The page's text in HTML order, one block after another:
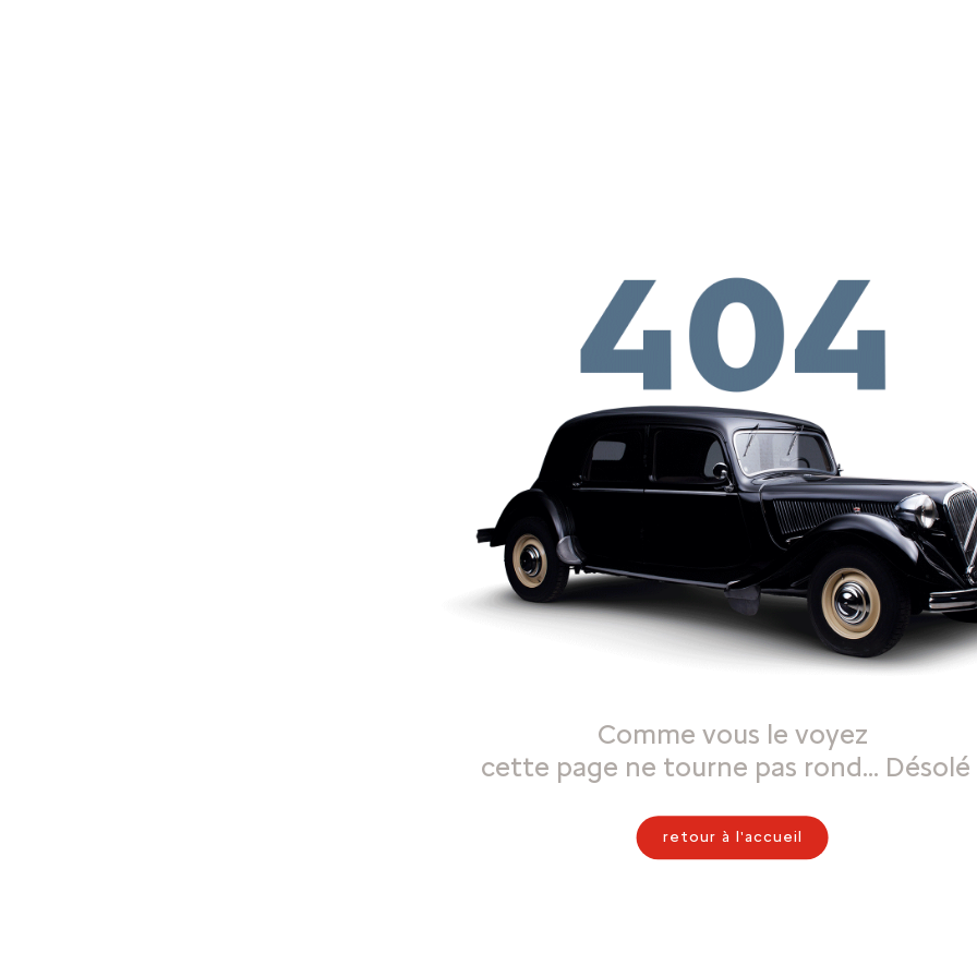
Comme vous le voyez
cette page ne tourne pas rond… Désolé
retour à l'accueil